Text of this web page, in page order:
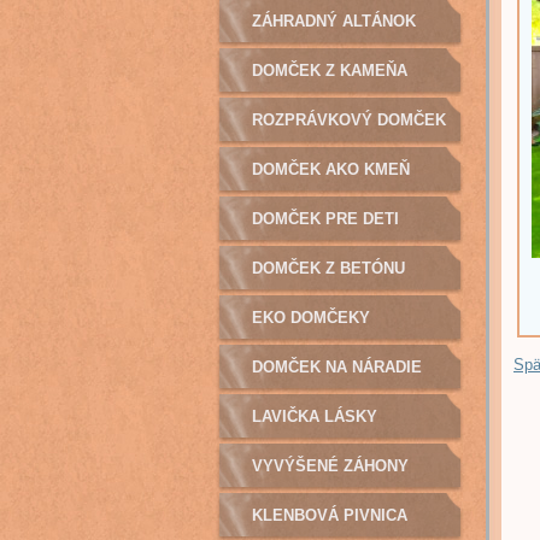
ZÁHRADNÝ ALTÁNOK
DOMČEK Z KAMEŇA
ROZPRÁVKOVÝ DOMČEK
DOMČEK AKO KMEŇ
DOMČEK PRE DETI
DOMČEK Z BETÓNU
EKO DOMČEKY
DOMČEK NA NÁRADIE
LAVIČKA LÁSKY
VYVÝŠENÉ ZÁHONY
KLENBOVÁ PIVNICA